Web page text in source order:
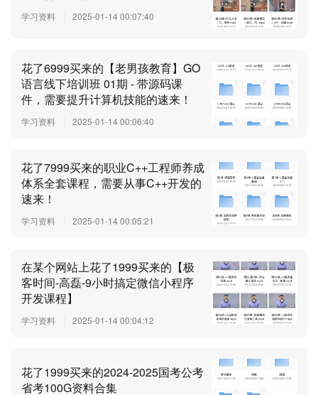
学习资料 2025-01-14 00:07:40
花了6999买来的【老男孩教育】GO
语言线下培训班 01期 - 带源码课
件，需要提升计算机技能的速来！
学习资料 2025-01-14 00:06:40
花了7999买来的职业C++工程师养成
体系全套课程，需要从事C++开发的
速来！
学习资料 2025-01-14 00:05:21
在某个网站上花了1999买来的【极
客时间-高磊-9小时搞定微信小程序
开发课程】
学习资料 2025-01-14 00:04:12
花了1999买来的2024-2025国考公考
省考100G资料合集